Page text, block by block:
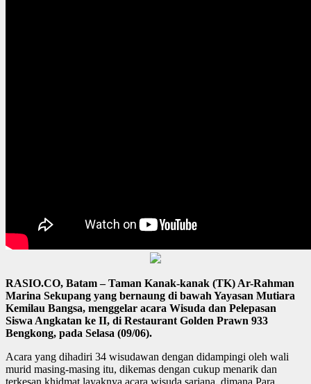
RASIO.CO, Batam – Taman Kanak-kanak (TK) Ar-Rahman
Marina Sekupang yang bernaung di bawah Yayasan Mutiara
Kemilau Bangsa, menggelar acara Wisuda dan Pelepasan
Siswa Angkatan ke II, di Restaurant Golden Prawn 933
Bengkong, pada Selasa (09/06).
Acara yang dihadiri 34 wisudawan dengan didampingi oleh wali
murid masing-masing itu, dikemas dengan cukup menarik dan
terkesan khidmat layaknya acara wisuda sarjana, dimana Para